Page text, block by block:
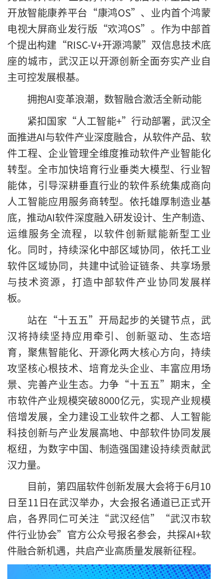
开放智能康养平台“康鸿OS”、业内首个鸿蒙
电视大屏商业发行版“欢鸿OS”。作为中部首
个提出构建“RISC-V+开源鸿蒙”双信息技术底
座的城市，武汉正以开源创新全面夯实产业自
主可控发展根基。
拥抱AI变革浪潮，数智融合激活全新动能
紧扣国家“人工智能+”行动部署，武汉全
面推进AI与软件产业深度融合，从软件产品、软
件工程、企业管理全维度推动软件产业智能化
转型。全市加快培育行业垂类大模型、行业智
能体，引导深耕垂直行业的软件系统集成商向
人工智能应用服务商转型。依托雄厚制造业基
底，推动AI软件深度融入研发设计、生产制造、
运维服务全流程，以软件创新赋能新型工业
化。同时，持续深化中部区域协同，依托工业
软件区域协同，共建中试验证链条、共享场景
与技术资源，打造中部软件产业协同发展样
板。
站在“十五五”开局起步的关键节点，武
汉将持续坚持应用牵引、创新驱动、生态培
育，聚焦智能化、开源化两大核心方向，持续
攻坚核心根技术、培育龙头企业、丰富应用场
景、完善产业生态。力争“十五五”期末，全
市软件产业规模突破8000亿元，实现产业规模
倍增发展，全力建设工业软件之都、人工智能
科技创新与产业发展高地、中部软件协同发展
枢纽，为数字中国、制造强国建设持续贡献武
汉力量。
目前，第四届软件创新发展大会将于6月10
日至11日在武汉举办，大会报名通道已正式开
启，各界同仁可关注“武汉经信”“武汉市软
件行业协会”官方公众号报名参会，共探AI+软
件融合新机遇，共启产业高质量发展新征程。